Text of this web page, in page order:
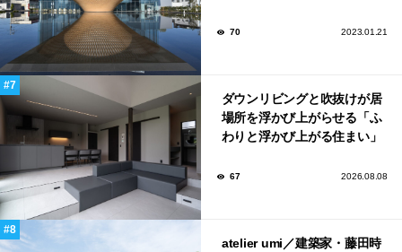
70 2023.01.21
ダウンリビングと吹抜けが居
場所を浮かび上がらせる「ふ
わりと浮かび上がる住まい」
67 2026.08.08
atelier umi／建築家・藤田時